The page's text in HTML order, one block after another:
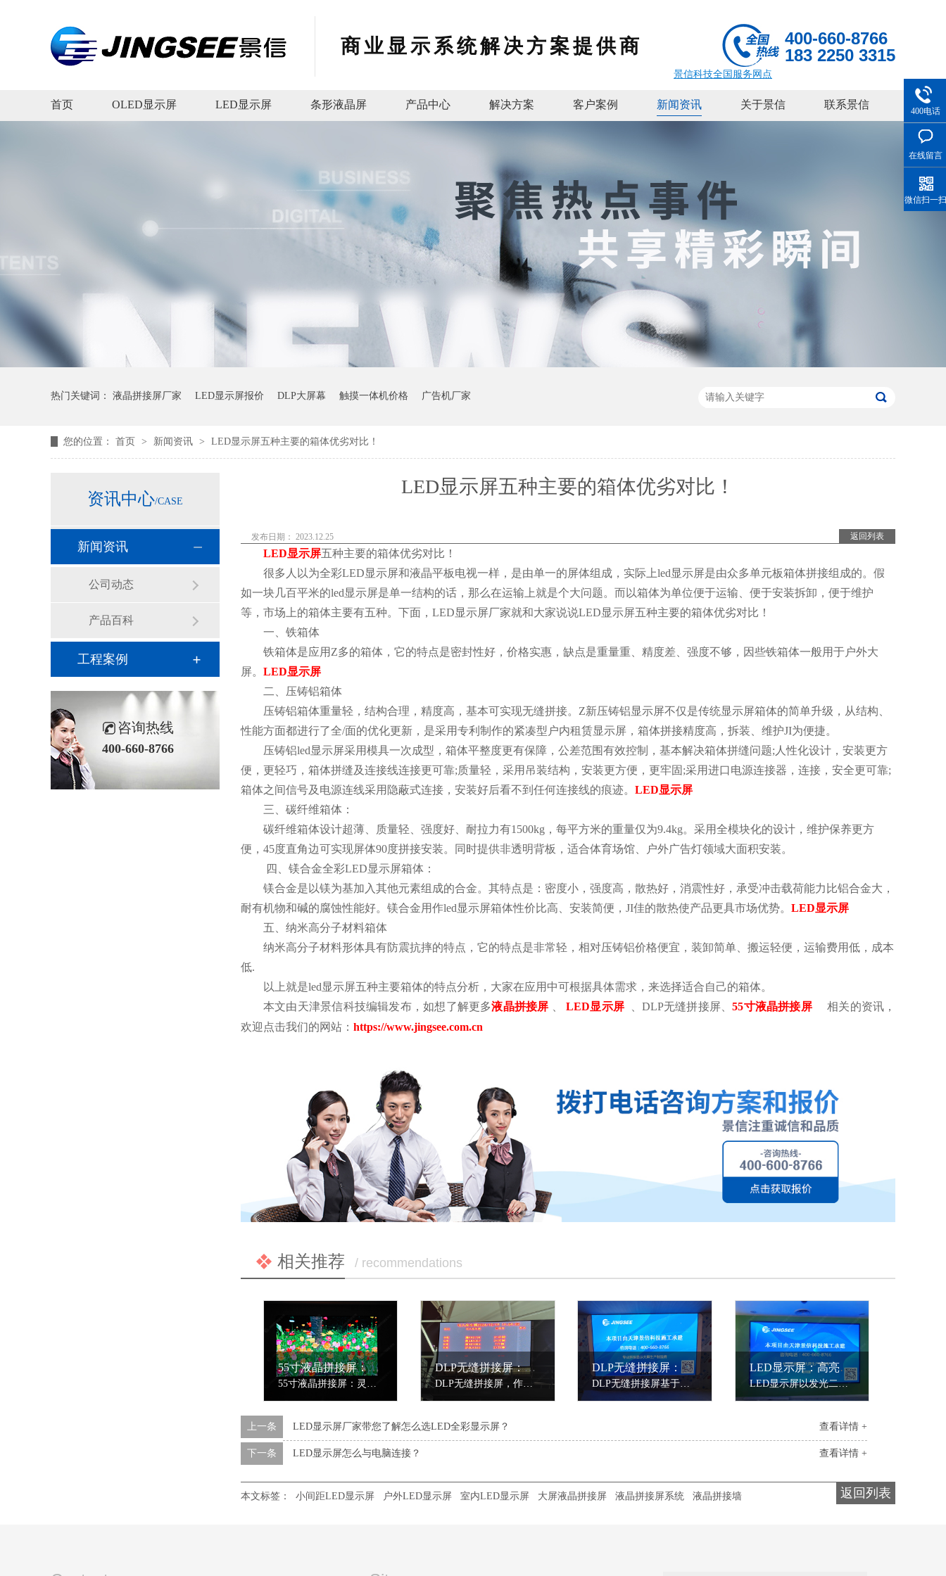
商业显示系统解决方案提供商
400-660-8766
183 2250 3315
景信科技全国服务网点
首页 OLED显示屏 LED显示屏 条形液晶屏 产品中心 解决方案 客户案例 新闻资讯 关于景信 联系景信
热门关键词： 液晶拼接屏厂家 LED显示屏报价 DLP大屏幕 触摸一体机价格 广告机厂家
您的位置： 首页 > 新闻资讯 > LED显示屏五种主要的箱体优劣对比！
LED显示屏五种主要的箱体优劣对比！
返回列表
发布日期： 2023.12.25
LED显示屏五种主要的箱体优劣对比！
很多人以为全彩LED显示屏和液晶平板电视一样，是由单一的屏体组成，实际上led显示屏是由众多单元板箱体拼接组成的。假
如一块几百平米的led显示屏是单一结构的话，那么在运输上就是个大问题。而以箱体为单位便于运输、便于安装拆卸，便于维护
等，市场上的箱体主要有五种。下面，LED显示屏厂家就和大家说说LED显示屏五种主要的箱体优劣对比！
一、铁箱体
铁箱体是应用Z多的箱体，它的特点是密封性好，价格实惠，缺点是重量重、精度差、强度不够，因些铁箱体一般用于户外大
屏。 LED显示屏
二、压铸铝箱体
压铸铝箱体重量轻，结构合理，精度高，基本可实现无缝拼接。Z新压铸铝显示屏不仅是传统显示屏箱体的简单升级，从结构、
性能方面都进行了全/面的优化更新，是采用专利制作的紧凑型户内租赁显示屏，箱体拼接精度高，拆装、维护JI为便捷。
压铸铝led显示屏采用模具一次成型，箱体平整度更有保障，公差范围有效控制，基本解决箱体拼缝问题;人性化设计，安装更方
便，更轻巧，箱体拼缝及连接线连接更可靠;质量轻，采用吊装结构，安装更方便，更牢固;采用进口电源连接器，连接，安全更可靠;
箱体之间信号及电源连线采用隐蔽式连接，安装好后看不到任何连接线的痕迹。 LED显示屏
三、碳纤维箱体：
碳纤维箱体设计超薄、质量轻、强度好、耐拉力有1500kg，每平方米的重量仅为9.4kg。采用全模块化的设计，维护保养更方
便，45度直角边可实现屏体90度拼接安装。同时提供非透明背板，适合体育场馆、户外广告灯领域大面积安装。
四、镁合金全彩LED显示屏箱体：
镁合金是以镁为基加入其他元素组成的合金。其特点是：密度小，强度高，散热好，消震性好，承受冲击载荷能力比铝合金大，
耐有机物和碱的腐蚀性能好。镁合金用作led显示屏箱体性价比高、安装简便，JI佳的散热使产品更具市场优势。 LED显示屏
五、纳米高分子材料箱体
纳米高分子材料形体具有防震抗摔的特点，它的特点是非常轻，相对压铸铝价格便宜，装卸简单、搬运轻便，运输费用低，成本
低.
以上就是led显示屏五种主要箱体的特点分析，大家在应用中可根据具体需求，来选择适合自己的箱体。
本文由天津景信科技编辑发布，如想了解更多液晶拼接屏 LED显示屏 、DLP无缝拼接屏、55寸液晶拼接屏
相关的资讯，
欢迎点击我们的网站： https://www.jingsee.com.cn
相关推荐 / recommendations
55寸液晶拼接屏：灵活拼接，满足多样显示需求 DLP无缝拼接屏：大屏显示之选
DLP无缝拼接屏，作为大屏显示领域的佼佼者，以其无可比拟的视觉效果和技术优势，成为应用场景的主要选择。其核心技术基于数字光处理（DLP）技术，通过数字微镜元件（DMD）实现高精度图像显示。
DLP无缝拼接屏：光学投影的充分演绎 LED显示屏：高亮度与场景适应性的结合
LED显示屏以发光二极管为像素单元，通过动态扫描技术实现高亮度、广视角显示。其核心参数包括亮度（室内屏300-1500cd/m²，室外屏3000-5000cd/m²）、灰度等级（1024-4096级）及刷新频率（≥3840Hz），确保画面无闪烁、色彩过渡自然。
查看详情 +
上一条 LED显示屏厂家带您了解​怎么选LED全彩显示屏？
查看详情 +
下一条 LED显示屏怎么与电脑连接？
返回列表
本文标签： 小间距LED显示屏 户外LED显示屏 室内LED显示屏 大屏液晶拼接屏 液晶拼接屏系统 液晶拼接墙
资讯中心/CASE
新闻资讯
公司动态
产品百科
工程案例
咨询热线
400-660-8766
400电话
在线留言
微信扫一扫